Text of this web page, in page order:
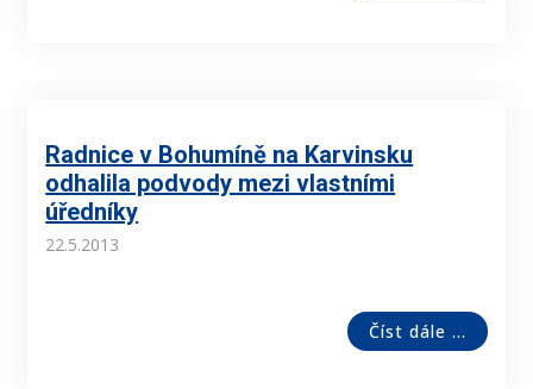
Radnice v Bohumíně na Karvinsku
odhalila podvody mezi vlastními
úředníky
22.5.2013
Číst dále ...